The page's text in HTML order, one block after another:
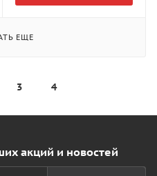
ЕЩЕ
3 4
акций и новостей